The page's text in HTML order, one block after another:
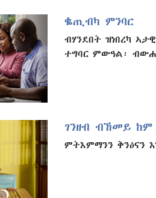
ቈጢብካ ምንባር
ብሃንደበት ዝነበረካ
ተግባር ምውዓል፡
ገንዘብ ብኸመይ ከም
ምትእምማንን ቅንዕናን